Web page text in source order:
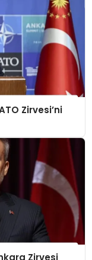
Zirvesi’ni
Zirvesi